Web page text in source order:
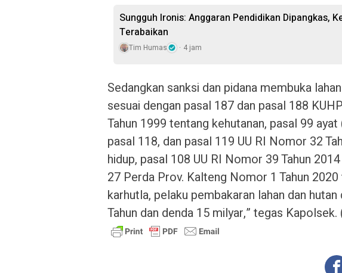
Sungguh Ironis: Anggaran Pendidikan Dipangkas,
Terabaikan
Tim Humas 4 jam
Sedangkan sanksi dan pidana membuka
sesuai dengan pasal 187 dan pasal 188
Tahun 1999 tentang kehutanan, pasal 99
pasal 118, dan pasal 119 UU RI Nomor 32
hidup, pasal 108 UU RI Nomor 39 Tahun
27 Perda Prov. Kalteng Nomor 1 Tahun
karhutla, pelaku pembakaran lahan dan
Tahun dan denda 15 milyar,” tegas Kapolsek.